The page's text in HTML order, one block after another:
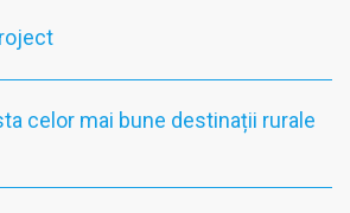
celor mai bune destinații rurale